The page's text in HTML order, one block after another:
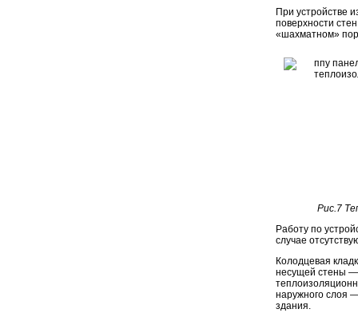
При устройстве
поверхности
«шахматном»
Рис.7
Работу по
случае
Колодцевая
несущей стены —
наружного слоя
здания.